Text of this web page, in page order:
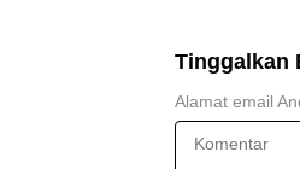
Tinggalkan
Alamat email